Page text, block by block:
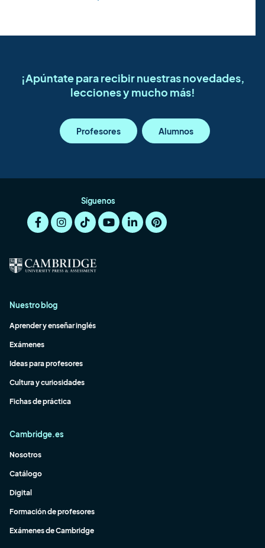
¡Apúntate para recibir nuestras novedades,
lecciones y mucho más!
Profesores Alumnos
Síguenos
Nuestro blog
Aprender y enseñar inglés
Exámenes
Ideas para profesores
Cultura y curiosidades
Fichas de práctica
Cambridge.es
Nosotros
Catálogo
Digital
Formación de profesores
Exámenes de Cambridge